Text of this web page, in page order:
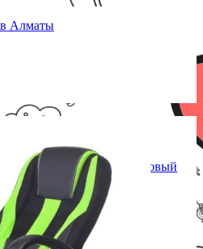
VIKING-9 черный/салатовый
пласт.